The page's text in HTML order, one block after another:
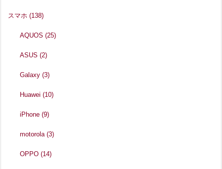
スマホ (138)
AQUOS(25)
ASUS(2)
Galaxy(3)
Huawei(10)
iPhone(9)
motorola(3)
OPPO(14)